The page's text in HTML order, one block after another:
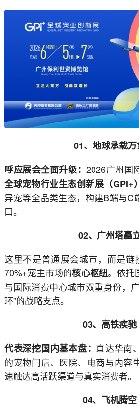
01、地球承载万
呼应展会全面升级：2026广州国
全球宠物行业生态创新展（GPI+）
异宠等全品类生态，构建B端与C
口。
02、广州塔矗
这里不是普通展会城市，而是链
70%+宠主市场的核心枢纽。依托
与国际消费中心城市双重身份，
环”的战略支点。
03、高铁疾驰
代表深挖国内基本盘： 直达华南
的宠物门店、医院、电商与内容
速触达高活跃渠道与真实消费者。
04、飞机腾空